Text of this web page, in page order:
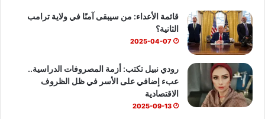
و
ك
T
u
e
ا
ب
قائمة الأعداء: من سيبقى آمنًا في ولاية ترامب
الثانية؟
2025-04-07
رودي نبيل تكتب: أزمة المصروفات الدراسية..
عبء إضافي على الأسر في ظل الظروف
الاقتصادية
2025-09-13